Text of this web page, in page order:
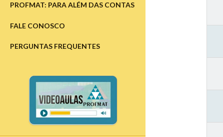
PROFMAT: PARA ALÉM DAS CONTAS
FALE CONOSCO
PERGUNTAS FREQUENTES
Barra
Lateral